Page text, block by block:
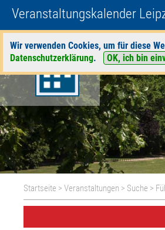
Veranstaltungskalender
Wir verwenden Cookies, um für diese
Datenschutzerklärung. OK, ich bin
Startseite >Veranstaltungen > Suche >